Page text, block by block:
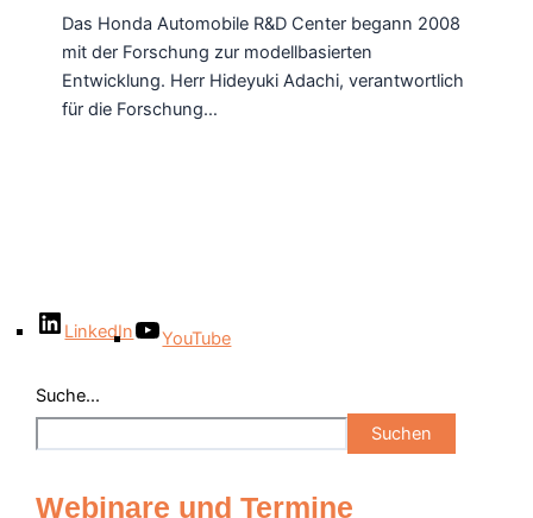
Das Honda Automobile R&D Center begann 2008
mit der Forschung zur modellbasierten
Entwicklung. Herr Hideyuki Adachi, verantwortlich
für die Forschung…
LinkedIn YouTube
Suche...
Suchen
Webinare und Termine